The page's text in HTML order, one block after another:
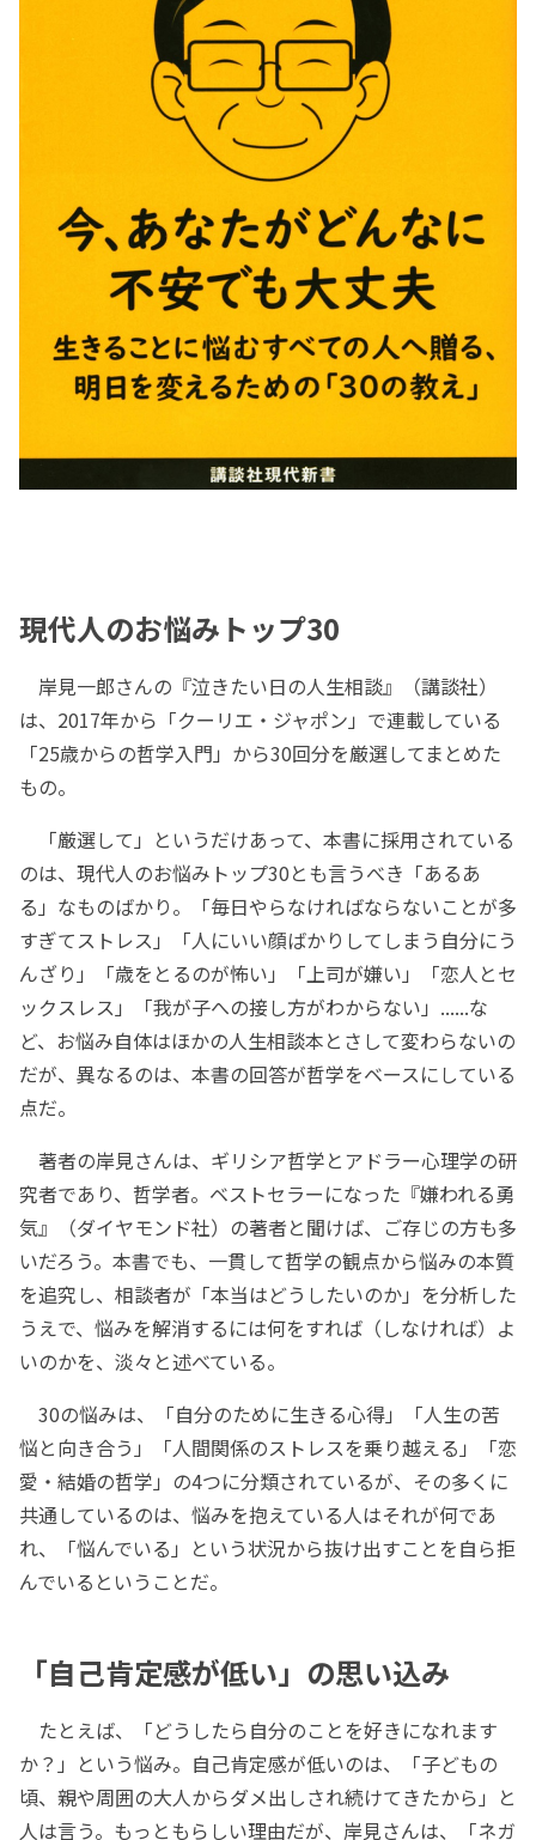
現代人のお悩みトップ30
岸見一郎さんの『泣きたい日の人生相談』（講談社）
は、2017年から「クーリエ・ジャポン」で連載している
「25歳からの哲学入門」から30回分を厳選してまとめた
もの。
「厳選して」というだけあって、本書に採用されている
のは、現代人のお悩みトップ30とも言うべき「あるあ
る」なものばかり。「毎日やらなければならないことが多
すぎてストレス」「人にいい顔ばかりしてしまう自分にう
んざり」「歳をとるのが怖い」「上司が嫌い」「恋人とセ
ックスレス」「我が子への接し方がわからない」......な
ど、お悩み自体はほかの人生相談本とさして変わらないの
だが、異なるのは、本書の回答が哲学をベースにしている
点だ。
著者の岸見さんは、ギリシア哲学とアドラー心理学の研
究者であり、哲学者。ベストセラーになった『嫌われる勇
気』（ダイヤモンド社）の著者と聞けば、ご存じの方も多
いだろう。本書でも、一貫して哲学の観点から悩みの本質
を追究し、相談者が「本当はどうしたいのか」を分析した
うえで、悩みを解消するには何をすれば（しなければ）よ
いのかを、淡々と述べている。
30の悩みは、「自分のために生きる心得」「人生の苦
悩と向き合う」「人間関係のストレスを乗り越える」「恋
愛・結婚の哲学」の4つに分類されているが、その多くに
共通しているのは、悩みを抱えている人はそれが何であ
れ、「悩んでいる」という状況から抜け出すことを自ら拒
んでいるということだ。
「自己肯定感が低い」の思い込み
たとえば、「どうしたら自分のことを好きになれます
か？」という悩み。自己肯定感が低いのは、「子どもの
頃、親や周囲の大人からダメ出しされ続けてきたから」と
人は言う。もっともらしい理由だが、岸見さんは、「ネガ